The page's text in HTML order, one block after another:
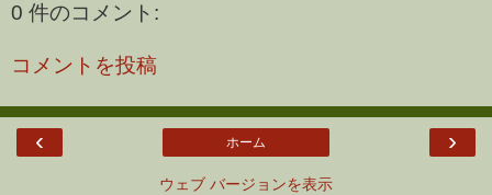
0 件のコメント:
コメントを投稿
‹ ›
ホーム
ウェブ バージョンを表示